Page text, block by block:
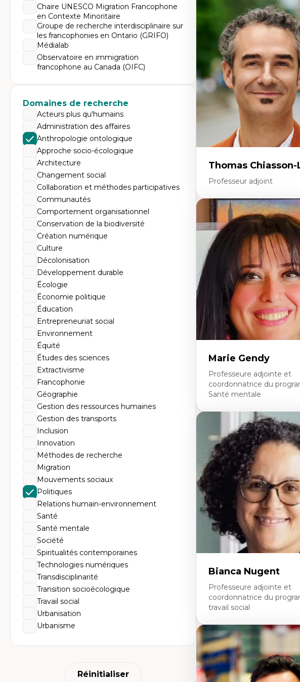
Chaire UNESCO Migration Francophone
en Contexte Minoritaire
Groupe de recherche interdisciplinaire sur
les francophonies en Ontario (GRIFO)
Médialab
Observatoire en immigration
francophone au Canada (OIFC)
Domaines de recherche
Acteurs plus qu'humains
Administration des affaires
Anthropologie ontologique
Approche socio-écologique
Architecture
Changement social
Collaboration et méthodes participatives
Communautés
Comportement organisationnel
Conservation de la biodiversité
Création numérique
Culture
Décolonisation
Développement durable
Écologie
Économie politique
Éducation
Entrepreneuriat social
Environnement
Équité
Études des sciences
Extractivisme
Francophonie
Géographie
Gestion des ressources humaines
Gestion des transports
Inclusion
Innovation
Méthodes de recherche
Migration
Mouvements sociaux
Politiques
Relations humain-environnement
Santé
Santé mentale
Société
Spiritualités contemporaines
Technologies numériques
Transdisciplinarité
Transition socioécologique
Travail social
Urbanisation
Urbanisme
Réinitialiser
Trajectoires migratoires
Migrations forcées
Études des frontières;
des migrations
Politiques migratoires
Réfugiés
Demandeurs d’asile
Migrations irrégulières
Migrations temporaires
Migration et changement
Migration et
Thomas Chiasson-
Professeur adjoint
Expertises
Théories du développement
Économie politique
Élites économiques
Sociologie économique
Extractivisme
Classes sociales
Mouvements sociaux
Théories de l’État
Marie Gendy
Professeure adjointe et
coordonnatrice du
Santé mentale
Expertises
Neuropsychiatrie et
Direction d'essais cliniques
Analyse des politiques et
mentale
Développement de
cliniques
Collaboration
Leadership en recherche
Développement de cadres
Collaboration avec des
pharmaceutiques
Rédaction de publications
politiques
Enseignement et mentorat
Bianca Nugent
Professeure adjointe et
coordonnatrice du
travail social
Expertises
Travail social, action et
Fondements de
nouvelles pratiques en
éducation inclusive